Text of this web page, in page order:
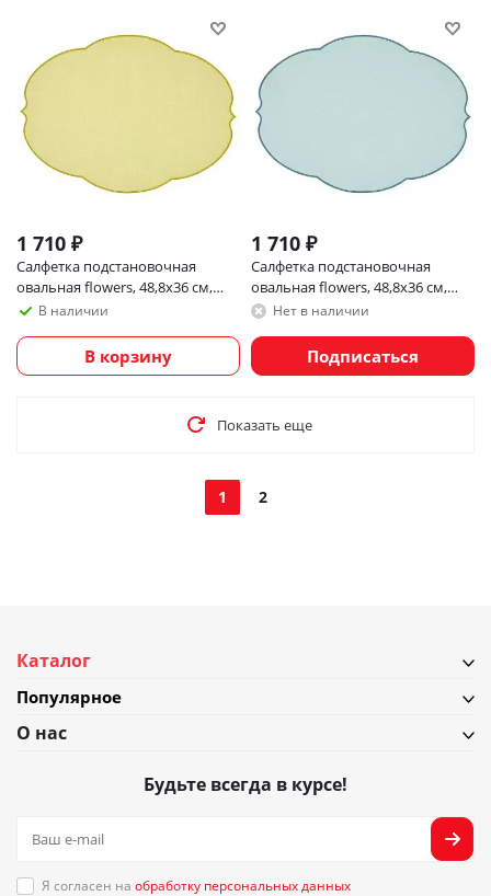
1 710 ₽
Салфетка подстановочная
овальная flowers, 48,8х36 см,
желтая
В наличии
В корзину
1 710 ₽
Салфетка подстановочная
овальная flowers, 48,8х36 см,
голубая
Нет в наличии
Подписаться
Показать еще
1 2
Каталог
Популярное
О нас
Будьте всегда в курсе!
Я согласен на обработку персональных данных